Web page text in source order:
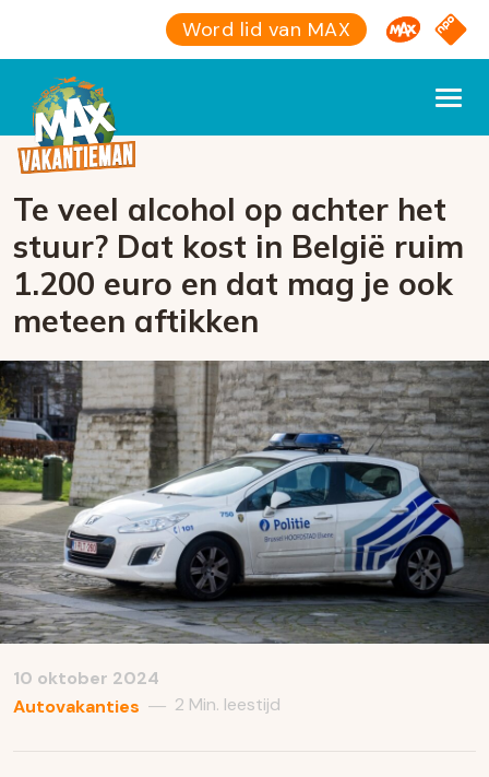
Word lid van MAX Omroep
NPO
Te veel alcohol op achter het
stuur? Dat kost in België ruim
1.200 euro en dat mag je ook
meteen aftikken
10 oktober 2024
Autovakanties — 2 Min. leestijd